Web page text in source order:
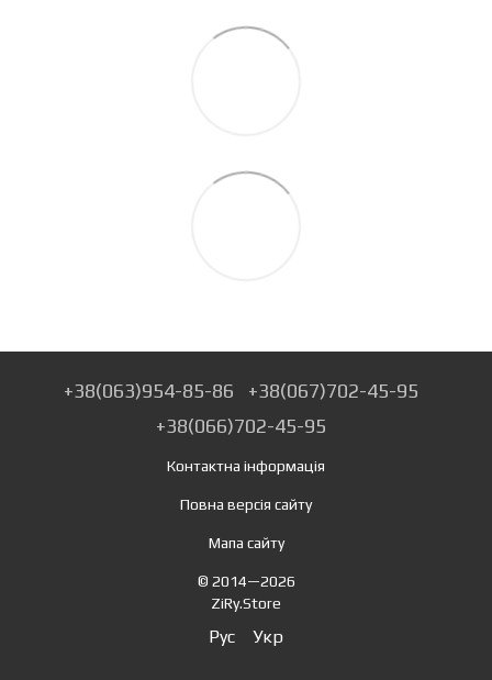
+38(063)954-85-86
+38(067)702-45-95
+38(066)702-45-95
Контактна інформація
Повна версія сайту
Мапа сайту
© 2014—2026
ZiRy.Store
Рус Укр